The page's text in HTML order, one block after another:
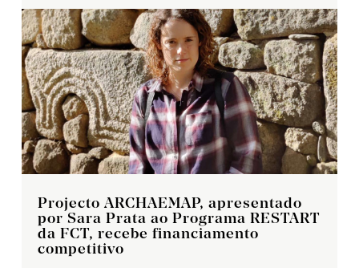
Projecto ARCHAEMAP, apresentado
por Sara Prata ao Programa RESTART
da FCT, recebe financiamento
competitivo